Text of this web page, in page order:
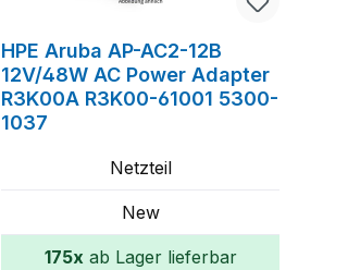
HPE Aruba AP-AC2-12B
12V/48W AC Power Adapter
R3K00A R3K00-61001 5300-
1037
Netzteil
New
175x ab Lager lieferbar